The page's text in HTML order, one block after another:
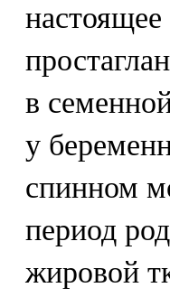
в
у
спинном
период
жировой